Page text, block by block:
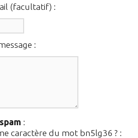
(facultatif) :
:
:
caractère du mot bn5lg36 ? :